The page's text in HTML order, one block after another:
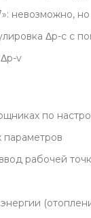
невозможно,
Δp-c с
v
по
параметров
рабочей